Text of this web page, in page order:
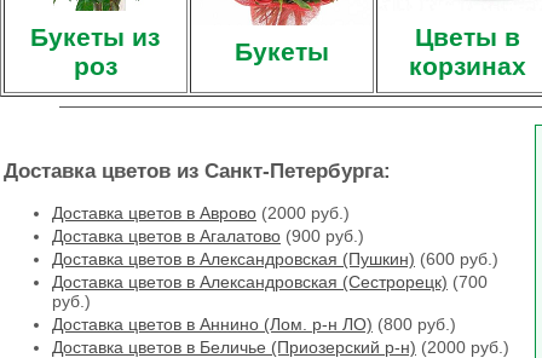
Букеты из
роз
Букеты
Цветы в
корзинах
Доставка цветов из Санкт-Петербурга:
Доставка цветов в Аврово (2000 руб.)
Доставка цветов в Агалатово (900 руб.)
Доставка цветов в Александровская (Пушкин) (600 руб.)
Доставка цветов в Александровская (Сестрорецк) (700
руб.)
Доставка цветов в Аннино (Лом. р-н ЛО) (800 руб.)
Доставка цветов в Беличье (Приозерский р-н) (2000 руб.)